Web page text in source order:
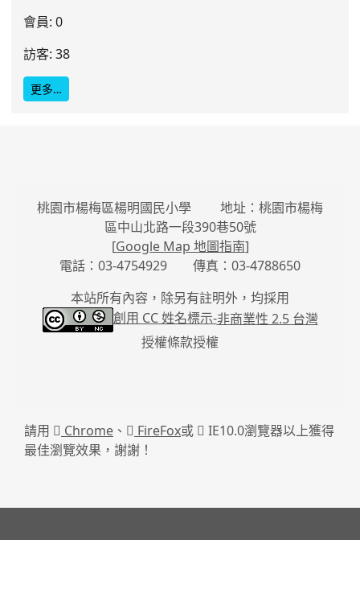
會員: 0
訪客: 38
更多…
桃園市楊梅區楊明國民小學 地址：桃園市楊梅
區中山北路一段390巷50號
[Google Map 地圖指南]
電話：03-4754929 傳真：03-4788650
本站所有內容，除另有註明外，均採用
創用 CC 姓名標示-非商業性 2.5 台灣
授權條款授權
請用 Chrome 、 FireFox或
IE10.0瀏覽器以上獲得
最佳瀏覽效果，謝謝！